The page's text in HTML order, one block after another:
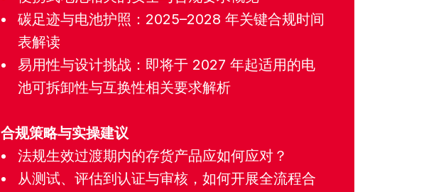
碳足迹与电池护照：2025–2028 年关键合规时间
表解读
易用性与设计挑战：即将于 2027 年起适用的电
池可拆卸性与互换性相关要求解析
合规策略与实操建议
法规生效过渡期内的存货产品应如何应对？
从测试、评估到认证与审核，如何开展全流程合